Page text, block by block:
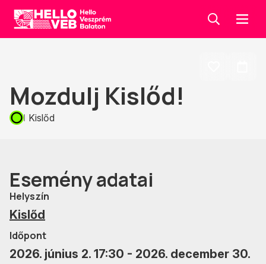
HelloVEB KeresésMenü
Mozdulj Kislőd!
Kislőd
Esemény adatai
Helyszín
Kislőd
Időpont
2026. június 2. 17:30 - 2026. december 30.